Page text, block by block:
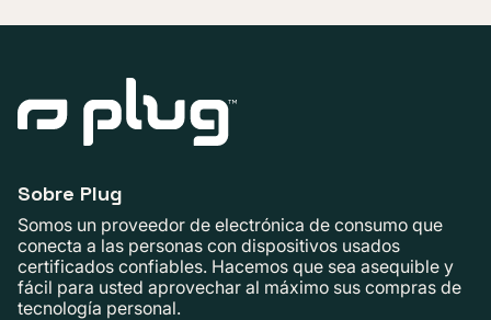
Sobre Plug
Somos un proveedor de electrónica de consumo que
conecta a las personas con dispositivos usados ​​
certificados confiables. Hacemos que sea asequible y
fácil para usted aprovechar al máximo sus compras de
tecnología personal.